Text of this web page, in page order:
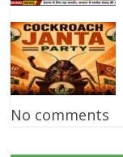
No comments